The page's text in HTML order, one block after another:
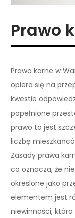
Prawo
Prawo karne w
opiera się na
kwestie
popełnione
prawo to jest
liczbę
Zasady prawa
co oznacza, że
określone jako
elementem jest
niewinności,